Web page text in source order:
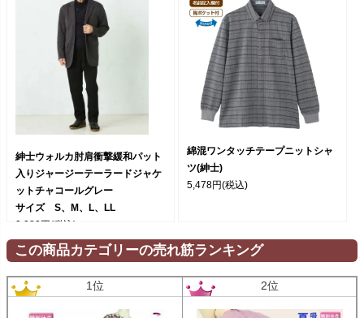
紳士ウォルカ肘肩衝撃緩和パット
入りジャージーテーラードジャケ
ットチャコールグレー
サイズ S、M、L、LL
9,980円 (税込)
綿混ワンタッチテープニットシャ
ツ(紳士)
5,478円(税込)
この商品カテゴリーの売れ筋ランキング
1位 2位